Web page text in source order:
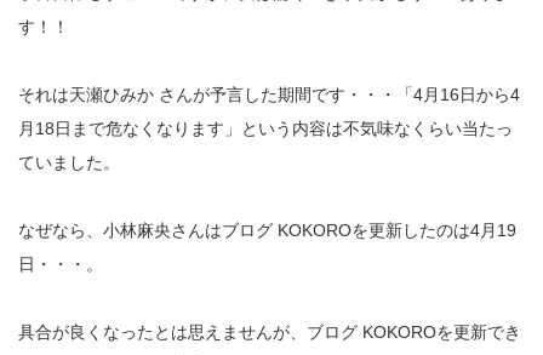
す！！
それは天瀬ひみか さんが予言した期間です・・・「4月16日から4
月18日まで危なくなります」という内容は不気味なくらい当たっ
ていました。
なぜなら、小林麻央さんはブログ KOKOROを更新したのは4月19
日・・・。
具合が良くなったとは思えませんが、ブログ KOKOROを更新でき